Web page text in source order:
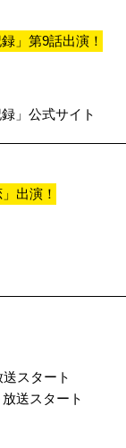
」第9話出演！
」公式サイト
出演！
スタート
送スタート